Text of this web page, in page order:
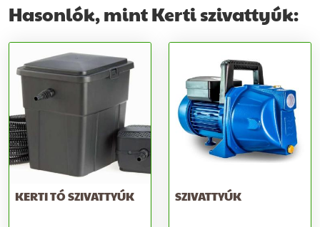
Hasonlók, mint Kerti szivattyúk:
KERTI TÓ SZIVATTYÚK SZIVATTYÚK